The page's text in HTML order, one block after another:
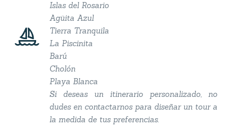


Islas del Rosario
Agüita Azul
Tierra Tranquila
La Piscinita
Barú
Cholón
Playa Blanca
Si deseas un itinerario personalizado, no
dudes en contactarnos para diseñar un tour a
la medida de tus preferencias.